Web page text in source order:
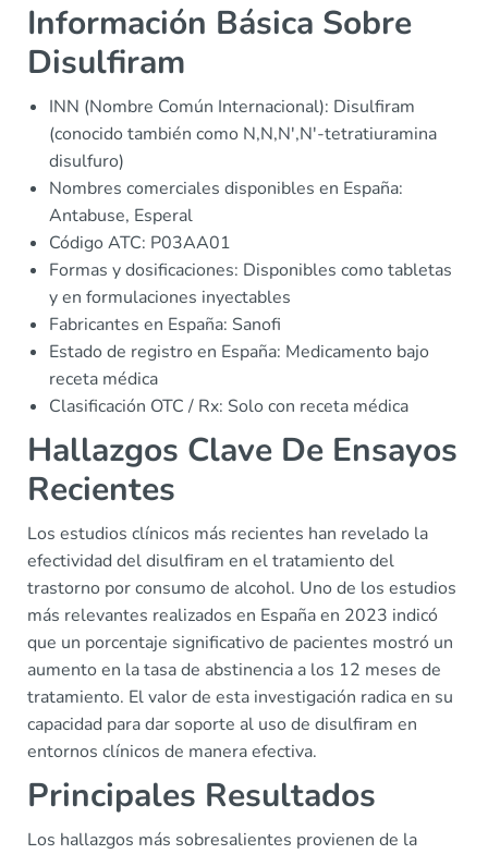
Información Básica Sobre
Disulfiram
INN (Nombre Común Internacional): Disulfiram
(conocido también como N,N,N',N'-tetratiuramina
disulfuro)
Nombres comerciales disponibles en España:
Antabuse, Esperal
Código ATC: P03AA01
Formas y dosificaciones: Disponibles como tabletas
y en formulaciones inyectables
Fabricantes en España: Sanofi
Estado de registro en España: Medicamento bajo
receta médica
Clasificación OTC / Rx: Solo con receta médica
Hallazgos Clave De Ensayos
Recientes
Los estudios clínicos más recientes han revelado la
efectividad del disulfiram en el tratamiento del
trastorno por consumo de alcohol. Uno de los estudios
más relevantes realizados en España en 2023 indicó
que un porcentaje significativo de pacientes mostró un
aumento en la tasa de abstinencia a los 12 meses de
tratamiento. El valor de esta investigación radica en su
capacidad para dar soporte al uso de disulfiram en
entornos clínicos de manera efectiva.
Principales Resultados
Los hallazgos más sobresalientes provienen de la